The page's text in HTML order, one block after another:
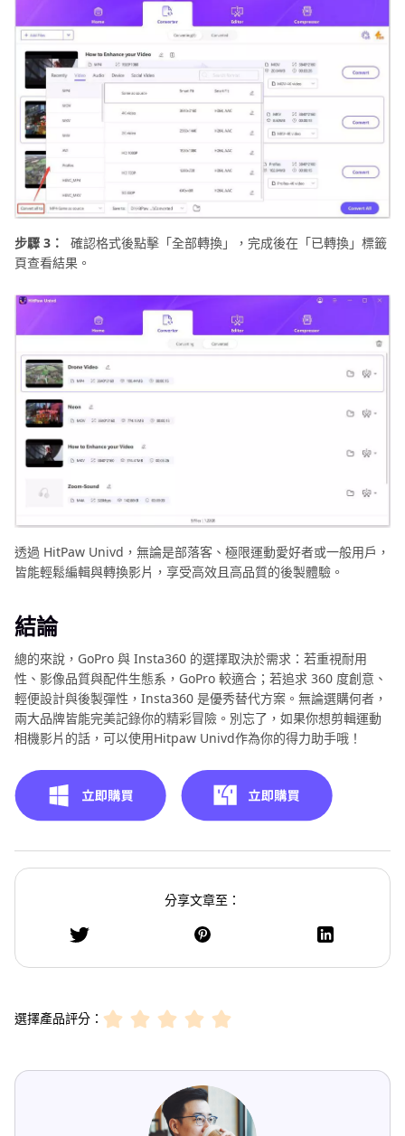
步驟 3：
確認格式後點擊「全部轉換」，完成後在「已轉換」標籤
頁查看結果。
透過 HitPaw Univd，無論是部落客、極限運動愛好者或一般用戶，
皆能輕鬆編輯與轉換影片，享受高效且高品質的後製體驗。
結論
總的來說，GoPro 與 Insta360 的選擇取決於需求：若重視耐用
性、影像品質與配件生態系，GoPro 較適合；若追求 360 度創意、
輕便設計與後製彈性，Insta360 是優秀替代方案。無論選購何者，
兩大品牌皆能完美記錄你的精彩冒險。別忘了，如果你想剪輯運動
相機影片的話，可以使用Hitpaw Univd作為你的得力助手哦！
分享文章至：
選擇產品評分：